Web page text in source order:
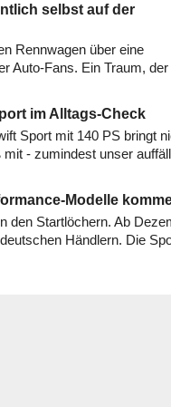
selbst auf der
Rennwagen über eine
Auto-Fans. Ein Traum,
im Alltags-Check
Sport mit 140 PS bringt
mit - zumindest unser
Modelle
den Startlöchern. Ab
Händlern. Die